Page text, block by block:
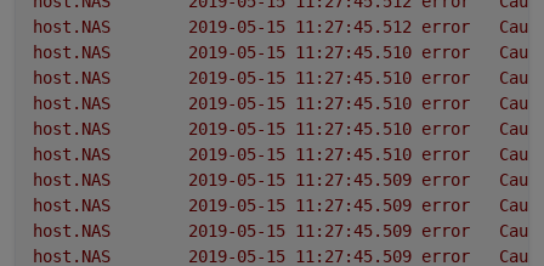
host.NAS
error
host.NAS
error
host.NAS
error
host.NAS
error
host.NAS
error
host.NAS
error
host.NAS
error
host.NAS
error
host.NAS
error
host.NAS
error